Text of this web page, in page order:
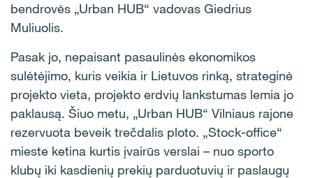
bendrovės „Urban HUB“ vadovas Giedrius
Muliuolis.
Pasak jo, nepaisant pasaulinės ekonomikos
sulėtėjimo, kuris veikia ir Lietuvos rinką, strateginė
projekto vieta, projekto erdvių lankstumas lemia jo
paklausą. Šiuo metu, „Urban HUB“ Vilniaus rajone
rezervuota beveik trečdalis ploto. „Stock-office“
mieste ketina kurtis įvairūs verslai – nuo sporto
klubų iki kasdienių prekių parduotuvių ir paslaugų